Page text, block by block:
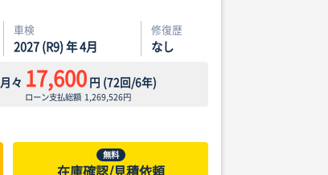
車検
2027 (R9) 年 4月
修復歴
なし
月々 17,600円 (72回/6年)
ローン支払総額 1,269,526円
無料
在庫確認/見積依頼